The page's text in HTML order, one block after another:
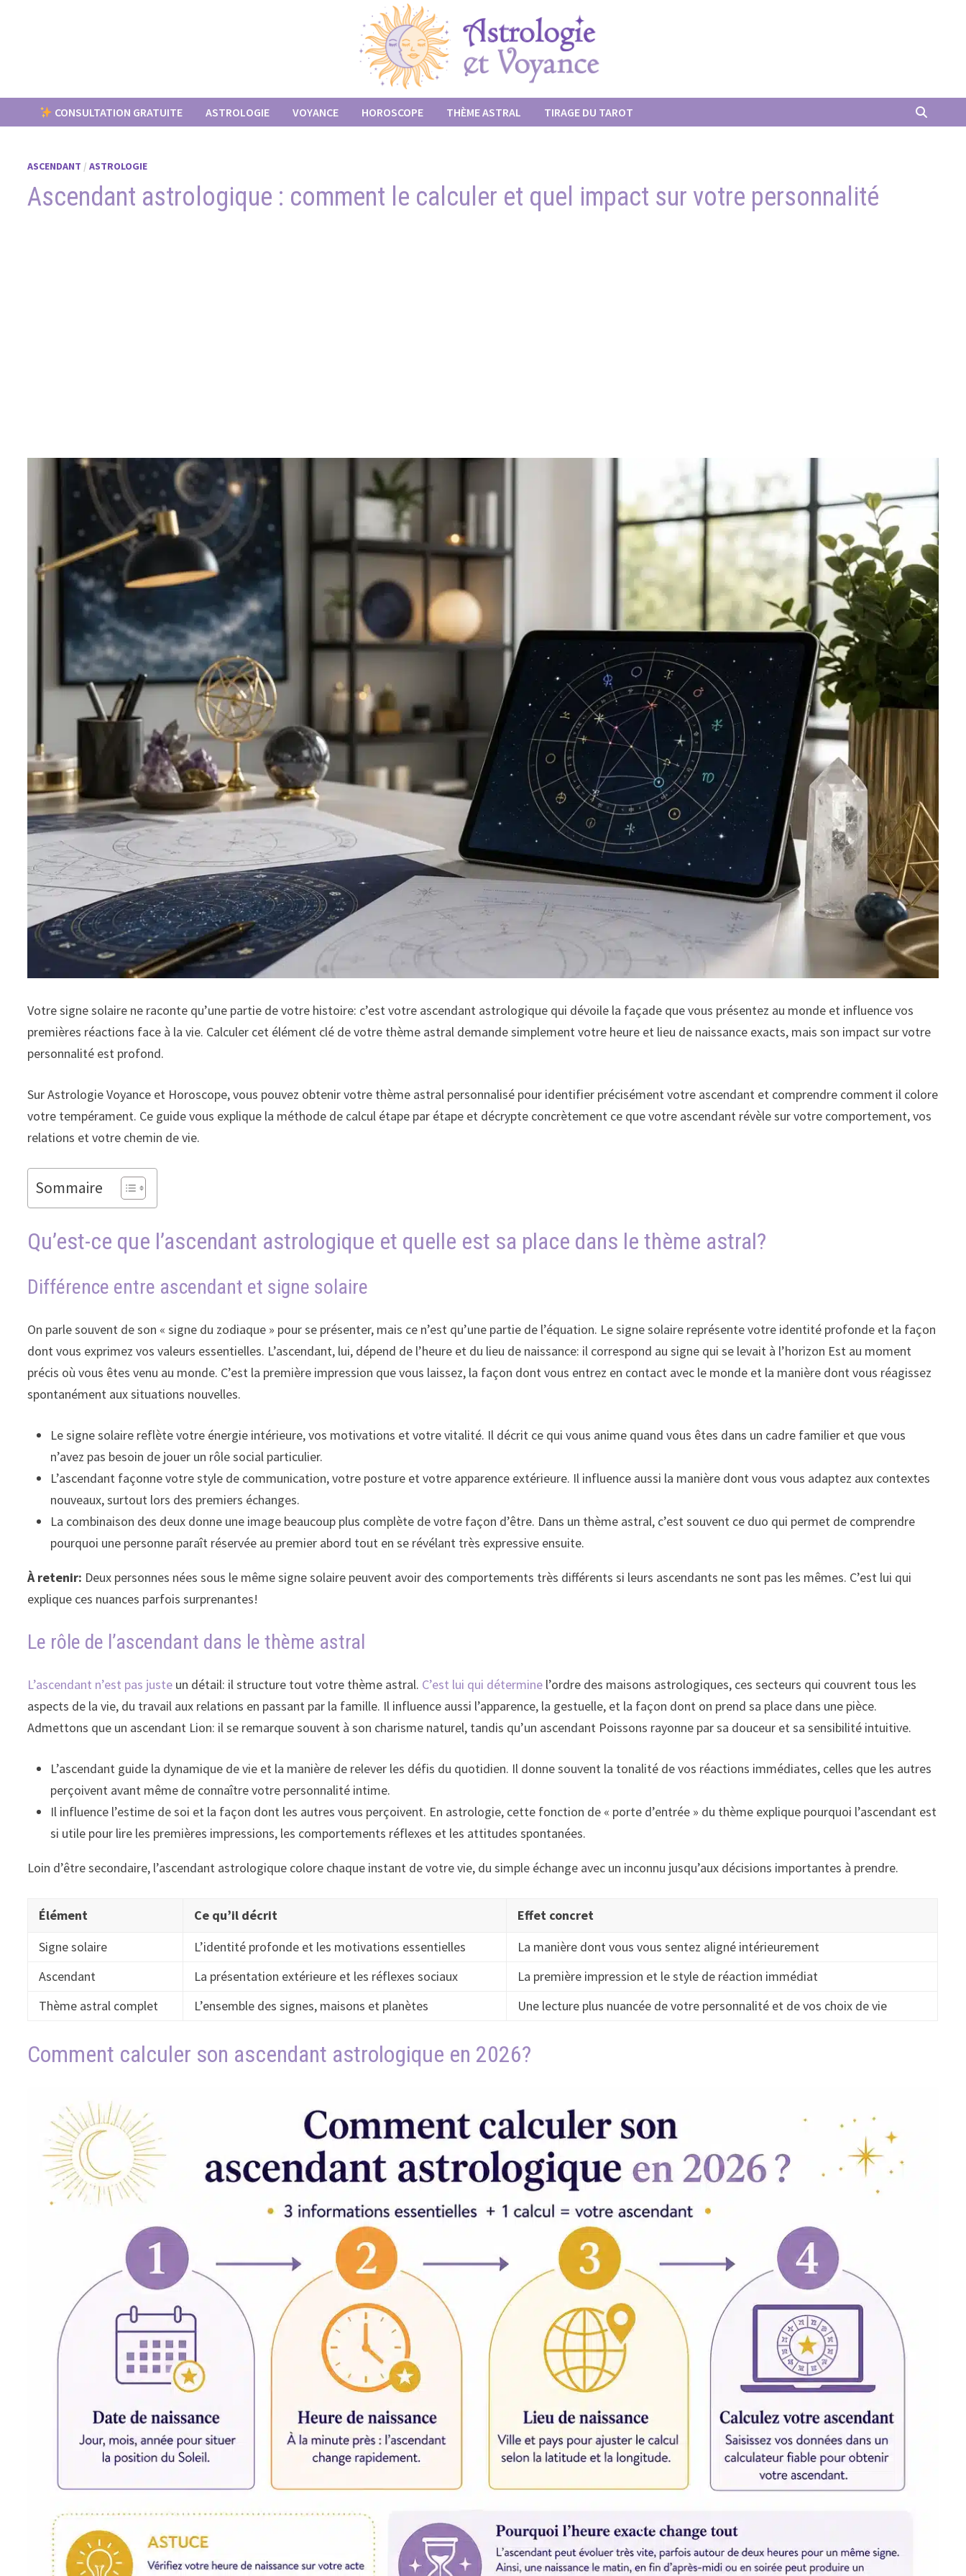
CONSULTATION GRATUITE ASTROLOGIE VOYANCE HOROSCOPE THÈME ASTRAL TIRAGE DU TAROT
ASCENDANT /ASTROLOGIE
Ascendant astrologique : comment le calculer et quel impact sur votre personnalité
Votre signe solaire ne raconte qu’une partie de votre histoire: c’est votre ascendant astrologique qui dévoile la façade que vous présentez au monde et influence vos
premières réactions face à la vie. Calculer cet élément clé de votre thème astral demande simplement votre heure et lieu de naissance exacts, mais son impact sur votre
personnalité est profond.
Sur Astrologie Voyance et Horoscope, vous pouvez obtenir votre thème astral personnalisé pour identifier précisément votre ascendant et comprendre comment il colore
votre tempérament. Ce guide vous explique la méthode de calcul étape par étape et décrypte concrètement ce que votre ascendant révèle sur votre comportement, vos
relations et votre chemin de vie.
Sommaire
Qu’est-ce que l’ascendant astrologique et quelle est sa place dans le thème astral?
Différence entre ascendant et signe solaire
On parle souvent de son « signe du zodiaque » pour se présenter, mais ce n’est qu’une partie de l’équation. Le signe solaire représente votre identité profonde et la façon
dont vous exprimez vos valeurs essentielles. L’ascendant, lui, dépend de l’heure et du lieu de naissance: il correspond au signe qui se levait à l’horizon Est au moment
précis où vous êtes venu au monde. C’est la première impression que vous laissez, la façon dont vous entrez en contact avec le monde et la manière dont vous réagissez
spontanément aux situations nouvelles.
Le signe solaire reflète votre énergie intérieure, vos motivations et votre vitalité. Il décrit ce qui vous anime quand vous êtes dans un cadre familier et que vous
n’avez pas besoin de jouer un rôle social particulier.
L’ascendant façonne votre style de communication, votre posture et votre apparence extérieure. Il influence aussi la manière dont vous vous adaptez aux contextes
nouveaux, surtout lors des premiers échanges.
La combinaison des deux donne une image beaucoup plus complète de votre façon d’être. Dans un thème astral, c’est souvent ce duo qui permet de comprendre
pourquoi une personne paraît réservée au premier abord tout en se révélant très expressive ensuite.
À retenir: Deux personnes nées sous le même signe solaire peuvent avoir des comportements très différents si leurs ascendants ne sont pas les mêmes. C’est lui qui
explique ces nuances parfois surprenantes!
Le rôle de l’ascendant dans le thème astral
L’ascendant n’est pas juste un détail: il structure tout votre thème astral. C’est lui qui détermine l’ordre des maisons astrologiques, ces secteurs qui couvrent tous les
aspects de la vie, du travail aux relations en passant par la famille. Il influence aussi l’apparence, la gestuelle, et la façon dont on prend sa place dans une pièce.
Admettons que un ascendant Lion: il se remarque souvent à son charisme naturel, tandis qu’un ascendant Poissons rayonne par sa douceur et sa sensibilité intuitive.
L’ascendant guide la dynamique de vie et la manière de relever les défis du quotidien. Il donne souvent la tonalité de vos réactions immédiates, celles que les autres
perçoivent avant même de connaître votre personnalité intime.
Il influence l’estime de soi et la façon dont les autres vous perçoivent. En astrologie, cette fonction de « porte d’entrée » du thème explique pourquoi l’ascendant est
si utile pour lire les premières impressions, les comportements réflexes et les attitudes spontanées.
Loin d’être secondaire, l’ascendant astrologique colore chaque instant de votre vie, du simple échange avec un inconnu jusqu’aux décisions importantes à prendre.
Élément Ce qu’il décrit
Effet concret
Signe solaire
L’identité profonde et les motivations essentielles
La manière dont vous vous sentez aligné intérieurement
Ascendant
La présentation extérieure et les réflexes sociaux
La première impression et le style de réaction immédiat
Thème astral complet
L’ensemble des signes, maisons et planètes Une lecture plus nuancée de votre personnalité et de vos choix de vie
Comment calculer son ascendant astrologique en 2026?